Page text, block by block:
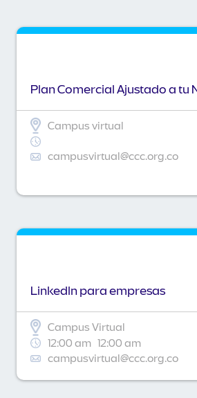
Plan Comercial Ajustado a tu
Campus virtual
campusvirtual@ccc.org.co
Linkedln para empresas
Campus Virtual
12:00 am 12:00 am
campusvirtual@ccc.org.co